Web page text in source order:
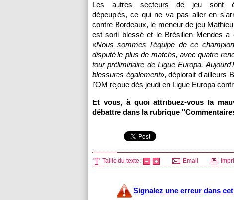
Les autres secteurs de jeu sont
dépeuplés, ce qui ne va pas aller en
contre Bordeaux, le meneur de jeu
est sorti blessé et le Brésilien Mendes a
«Nous sommes l'équipe de ce
disputé le plus de matchs, avec quatre
tour préliminaire de Ligue Europa.
blessures également», déplorait d'ailleurs
l'OM rejoue dès jeudi en Ligue Europa
Et vous, à quoi attribuez-vous la
débattre dans la rubrique
Taille du texte: Email
Signalez une erreur dans